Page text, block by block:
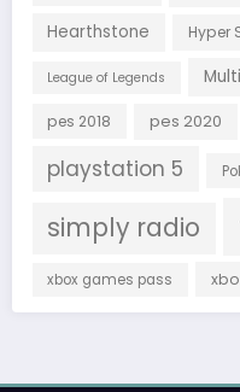
Hearthstone Hyper
League of Legends
pes 2018 pes 2020
playstation 5
simply radio
xbox games pass